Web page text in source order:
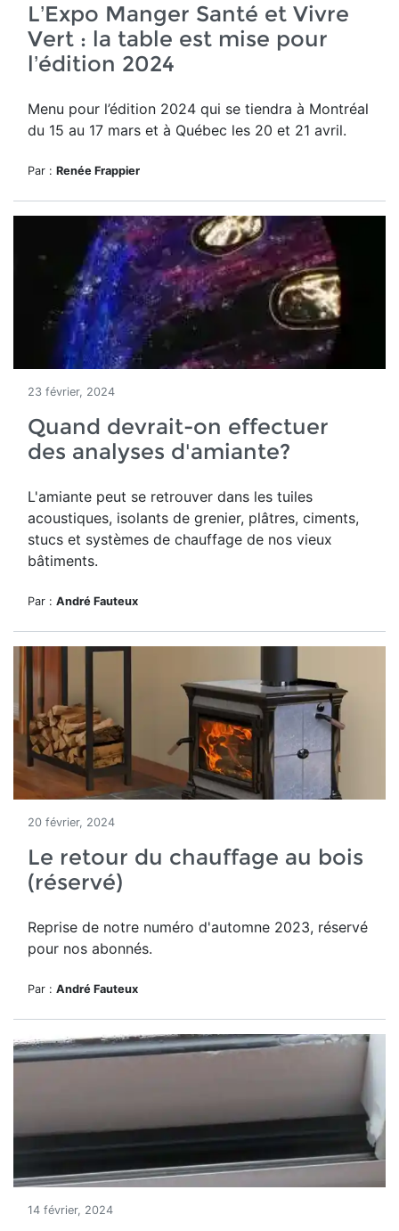
L’Expo Manger Santé et Vivre
Vert : la table est mise pour
l’édition 2024
Menu pour l’édition 2024 qui se tiendra à Montréal
du 15 au 17 mars et à Québec les 20 et 21 avril.
Par : Renée Frappier
23 février, 2024
Quand devrait-on effectuer
des analyses d'amiante?
L'amiante peut se retrouver dans les tuiles
acoustiques, isolants de grenier, plâtres, ciments,
stucs et systèmes de chauffage de nos vieux
bâtiments.
Par : André Fauteux
20 février, 2024
Le retour du chauffage au bois
(réservé)
Reprise de notre numéro d'automne 2023, réservé
pour nos abonnés.
Par : André Fauteux
14 février, 2024